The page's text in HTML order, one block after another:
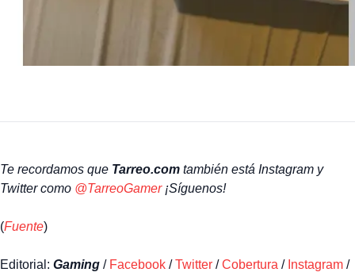
Te recordamos que Tarreo.com también está Instagram y
Twitter como @TarreoGamer¡Síguenos!
(Fuente)
Editorial: Gaming / Facebook /Twitter /Cobertura / Instagram /